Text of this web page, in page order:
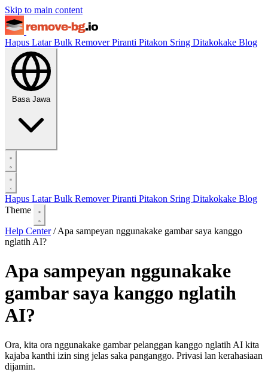
Skip to main content
Hapus LatarBulk RemoverPiranti Pitakon Sring Ditakokake Blog
Basa Jawa
Hapus LatarBulk RemoverPiranti Pitakon Sring Ditakokake Blog
Theme
Help Center / Apa sampeyan nggunakake gambar saya kanggo
nglatih AI?
Apa sampeyan nggunakake
gambar saya kanggo nglatih
AI?
Ora, kita ora nggunakake gambar pelanggan kanggo nglatih AI kita
kajaba kanthi izin sing jelas saka panganggo. Privasi lan kerahasiaan
dijamin.